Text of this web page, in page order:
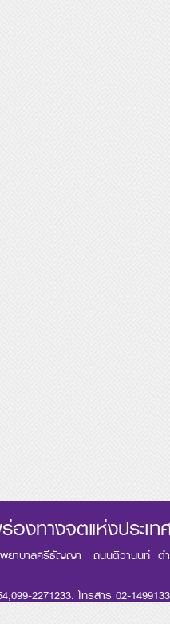
งทางจิตแห่งประเท
ยาบาลศรีธัญญา ถนนติวานนท์ ต
2271233. โทรสาร 02-